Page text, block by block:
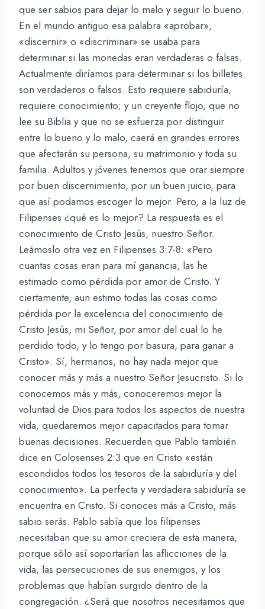
que ser sabios para dejar lo malo y seguir lo bueno.
En el mundo antiguo esa palabra «aprobar»,
«discernir» o «discriminar» se usaba para
determinar si las monedas eran verdaderas o falsas.
Actualmente diríamos para determinar si los billetes
son verdaderos o falsos. Esto requiere sabiduría,
requiere conocimiento; y un creyente flojo, que no
lee su Biblia y que no se esfuerza por distinguir
entre lo bueno y lo malo, caerá en grandes errores
que afectarán su persona, su matrimonio y toda su
familia. Adultos y jóvenes tenemos que orar siempre
por buen discernimiento, por un buen juicio, para
que así podamos escoger lo mejor. Pero, a la luz de
Filipenses ¿qué es lo mejor? La respuesta es el
conocimiento de Cristo Jesús, nuestro Señor.
Leámoslo otra vez en Filipenses 3:7-8: «Pero
cuantas cosas eran para mí ganancia, las he
estimado como pérdida por amor de Cristo. Y
ciertamente, aun estimo todas las cosas como
pérdida por la excelencia del conocimiento de
Cristo Jesús, mi Señor, por amor del cual lo he
perdido todo, y lo tengo por basura, para ganar a
Cristo». Sí, hermanos, no hay nada mejor que
conocer más y más a nuestro Señor Jesucristo. Si lo
conocemos más y más, conoceremos mejor la
voluntad de Dios para todos los aspectos de nuestra
vida, quedaremos mejor capacitados para tomar
buenas decisiones. Recuerden que Pablo también
dice en Colosenses 2:3 que en Cristo «están
escondidos todos los tesoros de la sabiduría y del
conocimiento». La perfecta y verdadera sabiduría se
encuentra en Cristo. Si conoces más a Cristo, más
sabio serás. Pablo sabía que los filipenses
necesitaban que su amor creciera de esta manera,
porque sólo así soportarían las aflicciones de la
vida, las persecuciones de sus enemigos, y los
problemas que habían surgido dentro de la
congregación. ¿Será que nosotros necesitamos que